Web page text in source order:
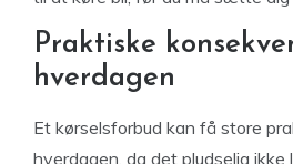
Praktiske
hverdagen
Et kørselsforbud kan få store
hverdagen, da det pludselig